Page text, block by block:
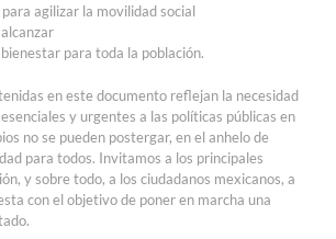
agilizar la movilidad social
para toda la población.
en este documento reflejan la necesidad
y urgentes a las políticas públicas en
no se pueden postergar, en el anhelo de
para todos. Invitamos a los principales
y sobre todo, a los ciudadanos mexicanos, a
con el objetivo de poner en marcha una